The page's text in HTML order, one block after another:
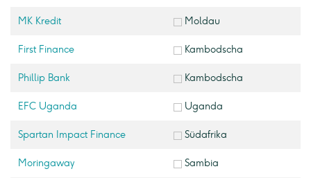
MK Kredit Moldau
First Finance Kambodscha
Phillip Bank Kambodscha
EFC Uganda Uganda
Spartan Impact Finance Südafrika
Moringaway Sambia